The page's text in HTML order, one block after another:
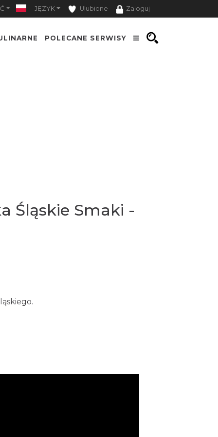
JĘZYK Ulubione Zaloguj
POLECANE SERWISY
Śląskie Smaki -